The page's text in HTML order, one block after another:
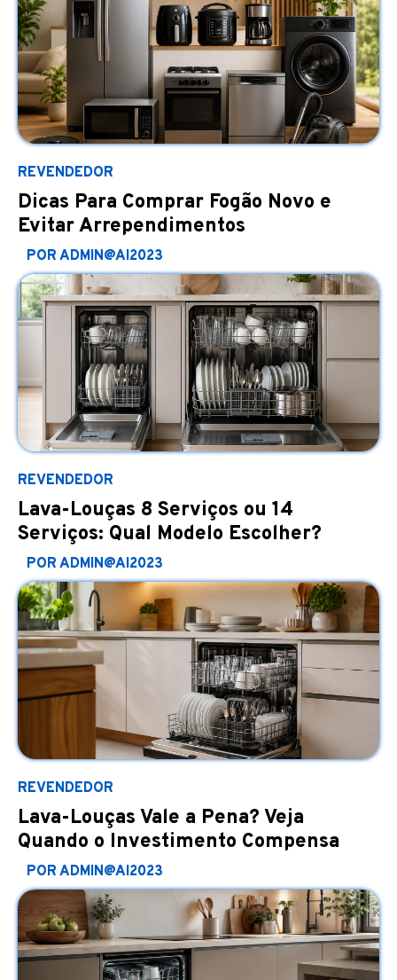
REVENDEDOR
Dicas Para Comprar Fogão Novo e
Evitar Arrependimentos
POR ADMIN@AI2023
REVENDEDOR
Lava-Louças 8 Serviços ou 14
Serviços: Qual Modelo Escolher?
POR ADMIN@AI2023
REVENDEDOR
Lava-Louças Vale a Pena? Veja
Quando o Investimento Compensa
POR ADMIN@AI2023